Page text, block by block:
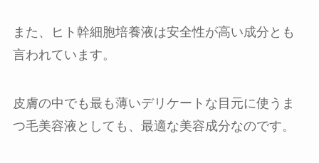
また、ヒト幹細胞培養液は安全性が高い成分とも
言われています。
皮膚の中でも最も薄いデリケートな目元に使うま
つ毛美容液としても、最適な美容成分なのです。